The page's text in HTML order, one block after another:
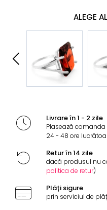
ALEGE
Livrare în 1 - 2 zile
Plasează
24 - 48 ore
Retur în 14 zile
dacă produsul nu
politica de retur)
Plăți sigure
prin serviciul de